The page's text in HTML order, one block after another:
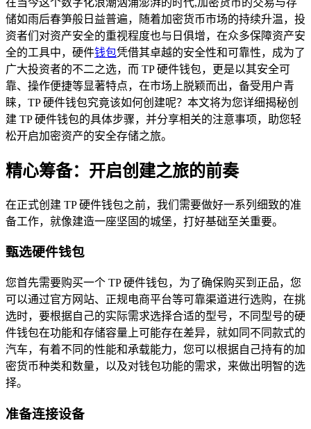
储如雨后春笋般日益普遍，随着加密货币市场的持续升温，投
资者们对资产安全的重视程度也与日俱增，在众多保障资产安
全的工具中，硬件钱包凭借其卓越的安全性和可靠性，成为了
广大投资者的不二之选，而 TP 硬件钱包，更是以其安全可
靠、操作便捷等显著特点，在市场上脱颖而出，备受用户青
睐，TP 硬件钱包究竟该如何创建呢？本文将为您详细揭秘创
建 TP 硬件钱包的具体步骤，并分享相关的注意事项，助您轻
松开启加密资产的安全存储之旅。
精心筹备：开启创建之旅的前奏
在正式创建 TP 硬件钱包之前，我们需要做好一系列细致的准
备工作，就像建造一座坚固的城堡，打好基础至关重要。
甄选硬件钱包
您首先需要购买一个 TP 硬件钱包，为了确保购买到正品，您
可以通过官方网站、正规电商平台等可靠渠道进行选购，在挑
选时，要根据自己的实际需求选择合适的型号，不同型号的硬
件钱包在功能和存储容量上可能存在差异，就如同不同款式的
汽车，有着不同的性能和承载能力，您可以根据自己持有的加
密货币种类和数量，以及对钱包功能的需求，来做出明智的选
择。
准备连接设备